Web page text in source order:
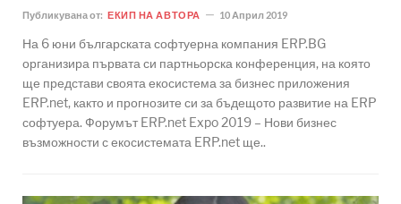
Публикувана от: ЕКИП НА АВТОРА 10 Април 2019
На 6 юни българската софтуерна компания ERP.BG
организира първата си партньорска конференция, на която
ще представи своята екосистема за бизнес приложения
ERP.net, както и прогнозите си за бъдещото развитие на ERP
софтуера. Форумът ERP.net Expo 2019 – Нови бизнес
възможности с екосистемата ERP.net ще..